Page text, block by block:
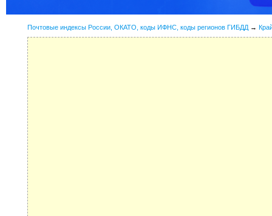
Почтовые индексы России, ОКАТО, коды ИФНС, коды регионов ГИБДД →